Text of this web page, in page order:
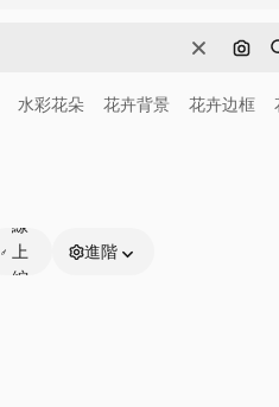
清除 通過
水彩花朵 花卉背景 花卉边框
線
上
編
進階